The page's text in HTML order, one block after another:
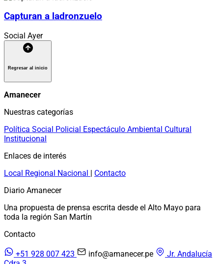
Capturan a ladronzuelo
Social Ayer
Regresar al inicio
Amanecer
Nuestras categorías
Política Social Policial Espectáculo Ambiental Cultural
Institucional
Enlaces de interés
Local Regional Nacional | Contacto
Diario Amanecer
Una propuesta de prensa escrita desde el Alto Mayo para
toda la región San Martín
Contacto
+51 928 007 423 info@amanecer.pe
Jr. Andalucía